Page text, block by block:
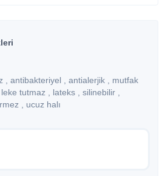
, antibakteriyel , antialerjik , mutfak
tutmaz , lateks , silinebilir ,
, ucuz halı